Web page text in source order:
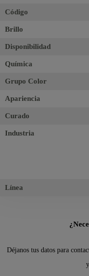
Código
Brillo
Disponibilidad
Química
Grupo Color
Apariencia
Curado
Industria
Línea
Déjanos tus datos para